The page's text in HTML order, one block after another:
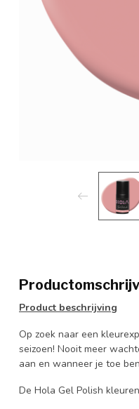
Product beschrijving
Op zoek naar een
seizoen! Nooit meer
aan en wanneer je toe
De Hola Gel Polish